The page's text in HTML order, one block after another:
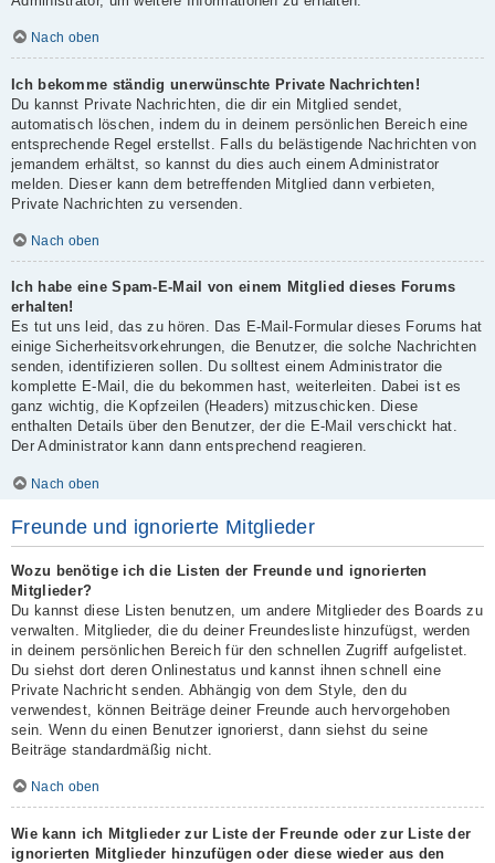
Nach oben
Ich bekomme ständig unerwünschte Private Nachrichten!
Du kannst Private Nachrichten, die dir ein Mitglied sendet,
automatisch löschen, indem du in deinem persönlichen Bereich eine
entsprechende Regel erstellst. Falls du belästigende Nachrichten von
jemandem erhältst, so kannst du dies auch einem Administrator
melden. Dieser kann dem betreffenden Mitglied dann verbieten,
Private Nachrichten zu versenden.
Nach oben
Ich habe eine Spam-E-Mail von einem Mitglied dieses Forums
erhalten!
Es tut uns leid, das zu hören. Das E-Mail-Formular dieses Forums hat
einige Sicherheitsvorkehrungen, die Benutzer, die solche Nachrichten
senden, identifizieren sollen. Du solltest einem Administrator die
komplette E-Mail, die du bekommen hast, weiterleiten. Dabei ist es
ganz wichtig, die Kopfzeilen (Headers) mitzuschicken. Diese
enthalten Details über den Benutzer, der die E-Mail verschickt hat.
Der Administrator kann dann entsprechend reagieren.
Nach oben
Freunde und ignorierte Mitglieder
Wozu benötige ich die Listen der Freunde und ignorierten
Mitglieder?
Du kannst diese Listen benutzen, um andere Mitglieder des Boards zu
verwalten. Mitglieder, die du deiner Freundesliste hinzufügst, werden
in deinem persönlichen Bereich für den schnellen Zugriff aufgelistet.
Du siehst dort deren Onlinestatus und kannst ihnen schnell eine
Private Nachricht senden. Abhängig von dem Style, den du
verwendest, können Beiträge deiner Freunde auch hervorgehoben
sein. Wenn du einen Benutzer ignorierst, dann siehst du seine
Beiträge standardmäßig nicht.
Nach oben
Wie kann ich Mitglieder zur Liste der Freunde oder zur Liste der
ignorierten Mitglieder hinzufügen oder diese wieder aus den